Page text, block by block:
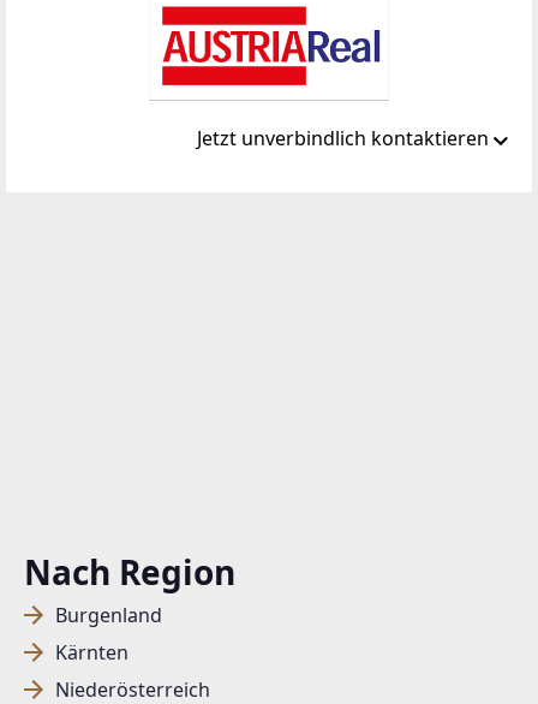
Nach Region
Burgenland
Kärnten
Niederösterreich
Jetzt unverbindlich kontaktieren